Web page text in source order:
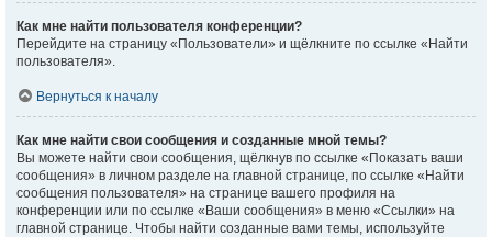
Как мне найти пользователя конференции?
Перейдите на страницу «Пользователи» и щёлкните по ссылке «Найти
пользователя».
Вернуться к началу
Как мне найти свои сообщения и созданные мной темы?
Вы можете найти свои сообщения, щёлкнув по ссылке «Показать ваши
сообщения» в личном разделе на главной странице, по ссылке «Найти
сообщения пользователя» на странице вашего профиля на
конференции или по ссылке «Ваши сообщения» в меню «Ссылки» на
главной странице. Чтобы найти созданные вами темы, используйте